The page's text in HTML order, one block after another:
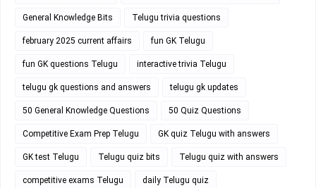
General Knowledge Bits Telugu trivia questions
february 2025 current affairs fun GK Telugu
fun GK questions Telugu interactive trivia Telugu
telugu gk questions and answers telugu gk updates
50 General Knowledge Questions 50 Quiz Questions
Competitive Exam Prep Telugu GK quiz Telugu with answers
GK test Telugu Telugu quiz bits Telugu quiz with answers
competitive exams Telugu daily Telugu quiz